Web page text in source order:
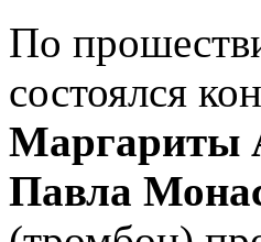
По
состоялся
Маргариты
Павла